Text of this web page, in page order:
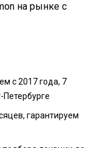
на рынке с
с 2017 года, 7
гарантируем